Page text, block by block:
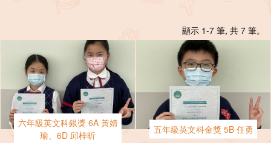
顯示 1-7 筆, 共 7 筆。
六年級英文科銀獎 6A 黃婧
瑜、6D 邱梓昕
五年級英文科金獎 5B 任勇